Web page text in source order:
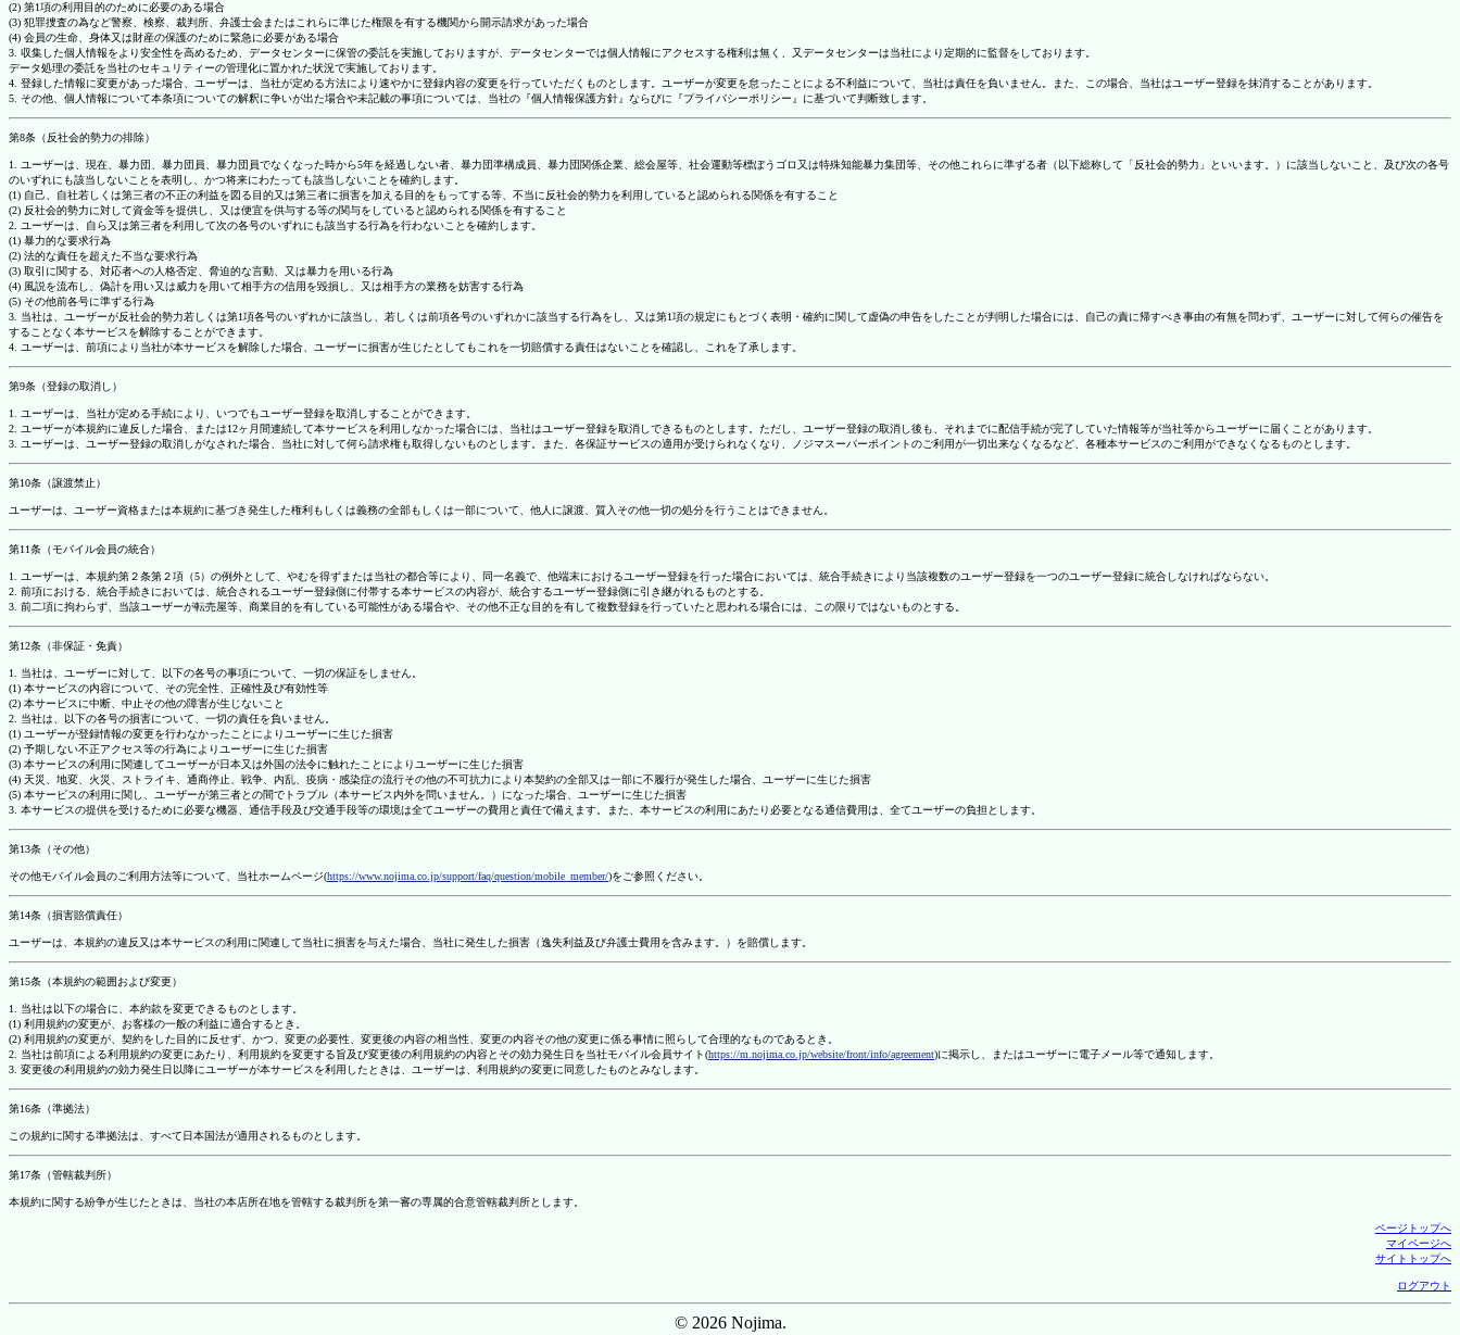
(2) 第1項の利用目的のために必要のある場合
(3) 犯罪捜査の為など警察、検察、裁判所、弁護士会またはこれらに準じた権限を有する機関から開示請求があった場合
(4) 会員の生命、身体又は財産の保護のために緊急に必要がある場合
3. 収集した個人情報をより安全性を高めるため、データセンターに保管の委託を実施しておりますが、データセンターでは個人情報にアクセスする権利は無く、又データセンターは当社により定期的に監督をしております。
データ処理の委託を当社のセキュリティーの管理化に置かれた状況で実施しております。
4. 登録した情報に変更があった場合、ユーザーは、当社が定める方法により速やかに登録内容の変更を行っていただくものとします。ユーザーが変更を怠ったことによる不利益について、当社は責任を負いません。また、この場合、当社はユーザー登録を抹消することがあります。
5. その他、個人情報について本条項についての解釈に争いが出た場合や未記載の事項については、当社の『個人情報保護方針』ならびに『プライバシーポリシー』に基づいて判断致します。
第8条（反社会的勢力の排除）
1. ユーザーは、現在、暴力団、暴力団員、暴力団員でなくなった時から5年を経過しない者、暴力団準構成員、暴力団関係企業、総会屋等、社会運動等標ぼうゴロ又は特殊知能暴力集団等、その他これらに準ずる者（以下総称して「反社会的勢力」といいます。）に該当しないこと、及び次の各号
のいずれにも該当しないことを表明し、かつ将来にわたっても該当しないことを確約します。
(1) 自己、自社若しくは第三者の不正の利益を図る目的又は第三者に損害を加える目的をもってする等、不当に反社会的勢力を利用していると認められる関係を有すること
(2) 反社会的勢力に対して資金等を提供し、又は便宜を供与する等の関与をしていると認められる関係を有すること
2. ユーザーは、自ら又は第三者を利用して次の各号のいずれにも該当する行為を行わないことを確約します。
(1) 暴力的な要求行為
(2) 法的な責任を超えた不当な要求行為
(3) 取引に関する、対応者への人格否定、脅迫的な言動、又は暴力を用いる行為
(4) 風説を流布し、偽計を用い又は威力を用いて相手方の信用を毀損し、又は相手方の業務を妨害する行為
(5) その他前各号に準ずる行為
3. 当社は、ユーザーが反社会的勢力若しくは第1項各号のいずれかに該当し、若しくは前項各号のいずれかに該当する行為をし、又は第1項の規定にもとづく表明・確約に関して虚偽の申告をしたことが判明した場合には、自己の責に帰すべき事由の有無を問わず、ユーザーに対して何らの催告を
することなく本サービスを解除することができます。
4. ユーザーは、前項により当社が本サービスを解除した場合、ユーザーに損害が生じたとしてもこれを一切賠償する責任はないことを確認し、これを了承します。
第9条（登録の取消し）
1. ユーザーは、当社が定める手続により、いつでもユーザー登録を取消しすることができます。
2. ユーザーが本規約に違反した場合、または12ヶ月間連続して本サービスを利用しなかった場合には、当社はユーザー登録を取消しできるものとします。ただし、ユーザー登録の取消し後も、それまでに配信手続が完了していた情報等が当社等からユーザーに届くことがあります。
3. ユーザーは、ユーザー登録の取消しがなされた場合、当社に対して何ら請求権も取得しないものとします。また、各保証サービスの適用が受けられなくなり、ノジマスーパーポイントのご利用が一切出来なくなるなど、各種本サービスのご利用ができなくなるものとします。
第10条（譲渡禁止）
ユーザーは、ユーザー資格または本規約に基づき発生した権利もしくは義務の全部もしくは一部について、他人に譲渡、質入その他一切の処分を行うことはできません。
第11条（モバイル会員の統合）
1. ユーザーは、本規約第２条第２項（5）の例外として、やむを得ずまたは当社の都合等により、同一名義で、他端末におけるユーザー登録を行った場合においては、統合手続きにより当該複数のユーザー登録を一つのユーザー登録に統合しなければならない。
2. 前項における、統合手続きにおいては、統合されるユーザー登録側に付帯する本サービスの内容が、統合するユーザー登録側に引き継がれるものとする。
3. 前二項に拘わらず、当該ユーザーが転売屋等、商業目的を有している可能性がある場合や、その他不正な目的を有して複数登録を行っていたと思われる場合には、この限りではないものとする。
第12条（非保証・免責）
1. 当社は、ユーザーに対して、以下の各号の事項について、一切の保証をしません。
(1) 本サービスの内容について、その完全性、正確性及び有効性等
(2) 本サービスに中断、中止その他の障害が生じないこと
2. 当社は、以下の各号の損害について、一切の責任を負いません。
(1) ユーザーが登録情報の変更を行わなかったことによりユーザーに生じた損害
(2) 予期しない不正アクセス等の行為によりユーザーに生じた損害
(3) 本サービスの利用に関連してユーザーが日本又は外国の法令に触れたことによりユーザーに生じた損害
(4) 天災、地変、火災、ストライキ、通商停止、戦争、内乱、疫病・感染症の流行その他の不可抗力により本契約の全部又は一部に不履行が発生した場合、ユーザーに生じた損害
(5) 本サービスの利用に関し、ユーザーが第三者との間でトラブル（本サービス内外を問いません。）になった場合、ユーザーに生じた損害
3. 本サービスの提供を受けるために必要な機器、通信手段及び交通手段等の環境は全てユーザーの費用と責任で備えます。また、本サービスの利用にあたり必要となる通信費用は、全てユーザーの負担とします。
第13条（その他）
その他モバイル会員のご利用方法等について、当社ホームページ(https://www.nojima.co.jp/support/faq/question/mobile_member/)をご参照ください。
第14条（損害賠償責任）
ユーザーは、本規約の違反又は本サービスの利用に関連して当社に損害を与えた場合、当社に発生した損害（逸失利益及び弁護士費用を含みます。）を賠償します。
第15条（本規約の範囲および変更）
1. 当社は以下の場合に、本約款を変更できるものとします。
(1) 利用規約の変更が、お客様の一般の利益に適合するとき。
(2) 利用規約の変更が、契約をした目的に反せず、かつ、変更の必要性、変更後の内容の相当性、変更の内容その他の変更に係る事情に照らして合理的なものであるとき。
2. 当社は前項による利用規約の変更にあたり、利用規約を変更する旨及び変更後の利用規約の内容とその効力発生日を当社モバイル会員サイト(https://m.nojima.co.jp/website/front/info/agreement)に掲示し、またはユーザーに電子メール等で通知します。
3. 変更後の利用規約の効力発生日以降にユーザーが本サービスを利用したときは、ユーザーは、利用規約の変更に同意したものとみなします。
第16条（準拠法）
この規約に関する準拠法は、すべて日本国法が適用されるものとします。
第17条（管轄裁判所）
本規約に関する紛争が生じたときは、当社の本店所在地を管轄する裁判所を第一審の専属的合意管轄裁判所とします。
ページトップへ
マイページへ
サイトトップへ
ログアウト
© 2026 Nojima.